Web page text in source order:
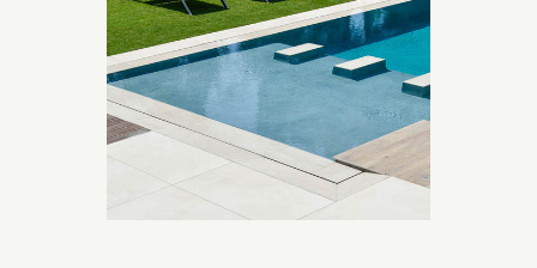
matériaux et de revêtements et les nombreuses
options disponibles, miroir, couloir de nage, plage
immergée, débordement.